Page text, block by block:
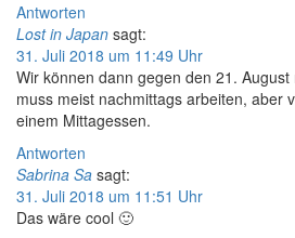
Antworten
Lost in Japan sagt:
31. Juli 2018 um 11:49 Uhr
Wir können dann gegen den 21.
muss meist nachmittags arbeiten, aber
einem Mittagessen.
Antworten
Sabrina Sa sagt:
31. Juli 2018 um 11:51 Uhr
Das wäre cool 🙂